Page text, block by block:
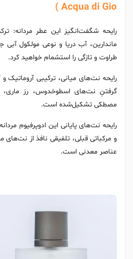
Acqua di Gio )
رایحه شگفت‌انگیز این عطر مردانه:
ماندارین، آب دریا و نوعی مولکول
طراوت و تازگی را استشمام خواهید کرد.
رایحه نت‌های میانی، ترکیبی آروماتیک
گرفتنِ نت‌های اسطوخدوس، رز
مصطکی تشکیل‌شده است.
رایحه نت‌های پایانی این ادوپرفیوم
و مرکباتی قبلی، تلفیقی نافذ از
عناصر معدنی است.